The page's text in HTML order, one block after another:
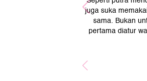
juga suka
sama. Bukan
pertama diatur